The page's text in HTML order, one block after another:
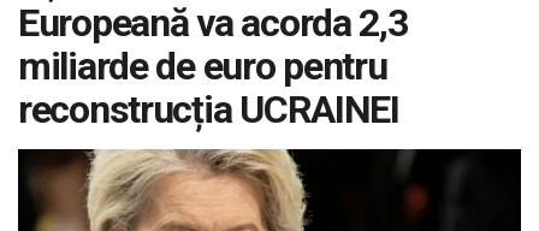
Europeană va acorda 2,3
miliarde de euro pentru
reconstrucția UCRAINEI